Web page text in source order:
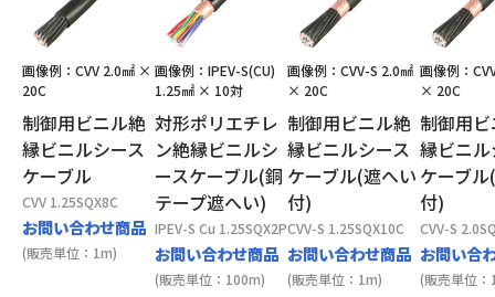
画像例：CVV 2.0㎟ ×
20C
制御用ビニル絶
縁ビニルシース
ケーブル
CVV 1.25SQX8C
お問い合わせ商品
(販売単位：1m)
画像例：IPEV-S(CU)
1.25㎟ × 10対
対形ポリエチレ
ン絶縁ビニルシ
ースケーブル(銅
テープ遮へい)
IPEV-S Cu 1.25SQX2P
お問い合わせ商品
(販売単位：100m)
画像例：CVV-S 2.0㎟
× 20C
制御用ビニル絶
縁ビニルシース
ケーブル(遮へい
付)
CVV-S 1.25SQX10C
お問い合わせ商品
(販売単位：1m)
画像例：
× 20C
制御用
縁ビニ
ケーブ
付)
CVV-S
お問い合
(販売単位：